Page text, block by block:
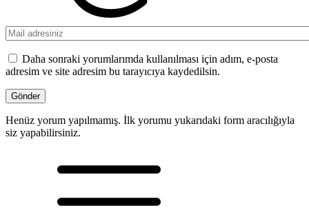
Daha sonraki yorumlarımda kullanılması için adım, e-posta
adresim ve site adresim bu tarayıcıya kaydedilsin.
Henüz yorum yapılmamış. İlk yorumu yukarıdaki form aracılığıyla
siz yapabilirsiniz.